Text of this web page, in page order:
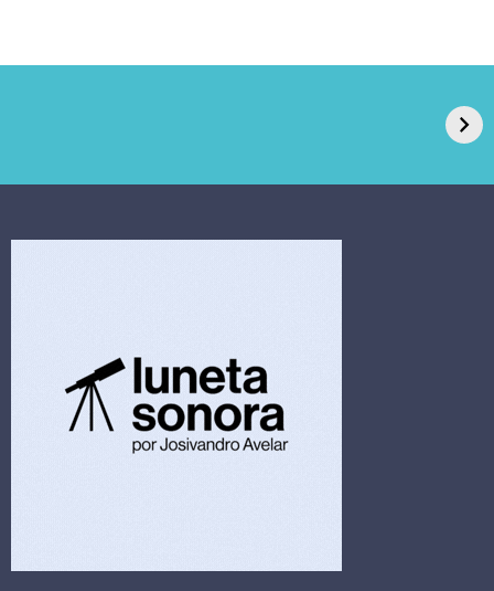
caso de superfungo